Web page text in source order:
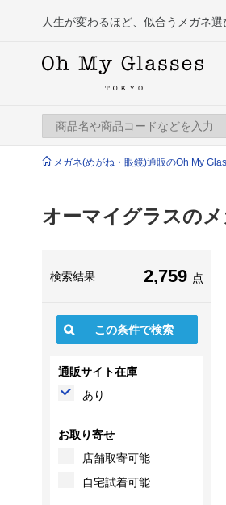
人生が変わるほど、似合うメガネ選
メガネ(めがね・眼鏡)通販のOh My
オーマイグラスの
検索結果 2,759 点
通販サイト在庫
あり
お取り寄せ
店舗取寄可能
自宅試着可能